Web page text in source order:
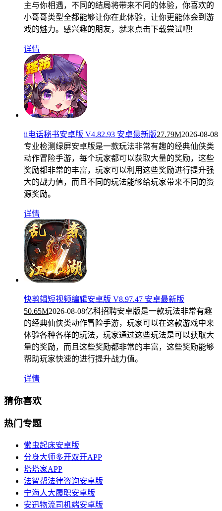
主与你相遇，不同的结局将带来不同的体验，你喜欢的
小哥哥类型全都能够让你在此体验，让你更能体会到游
戏的魅力。感兴趣的朋友，就来点击下载尝试吧!
详情
ii电话秘书安卓版 V4.82.93 安卓最新版27.79M2026-08-08
专业检测绿屏安卓版是一款玩法非常有趣的经典仙侠类
动作冒险手游，每个玩家都可以获取大量的奖励，这些
奖励都非常的丰富，玩家可以利用这些奖励进行提升强
大的战力值，而且不同的玩法能够给玩家带来不同的资
源奖励。
详情
快剪辑短视频编辑安卓版 V8.97.47 安卓最新版
50.65M2026-08-08亿科招聘安卓版是一款玩法非常有趣
的经典仙侠类动作冒险手游，玩家可以在这款游戏中来
体验各种各样的玩法，玩家通过这些玩法是可以获取大
量的奖励，而且这些奖励都非常的丰富，这些奖励能够
帮助玩家快速的进行提升战力值。
详情
猜你喜欢
热门专题
懒虫起床安卓版
分身大师多开双开APP
塔塔家APP
法智帮法律咨询安卓版
宁海人大履职安卓版
安迅物流司机端安卓版